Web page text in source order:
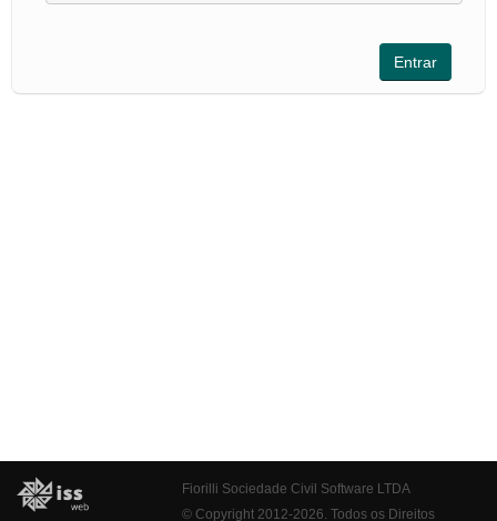
Fiorilli Sociedade Civil Software LTDA
© Copyright 2012-2026. Todos os Direitos